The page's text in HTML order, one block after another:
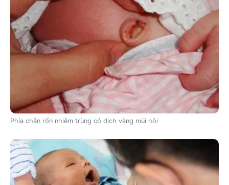
Phía chân rốn nhiễm trùng có dịch vàng mùi hôi